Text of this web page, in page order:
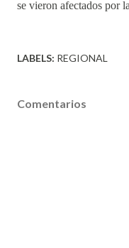
se vieron afectados por
LABELS: REGIONAL
Comentarios